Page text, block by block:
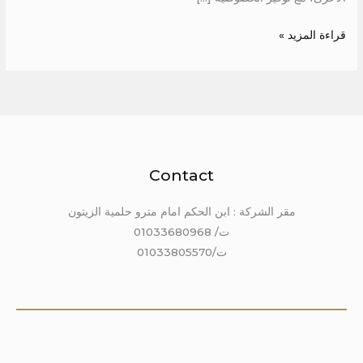
قراءة المزيد »
Contact
مقر الشركة : ابن الحكم امام مترو حلمية الزيتون
ت/ 01033680968
ت/01033805570